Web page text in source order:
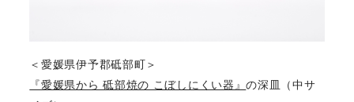
＜愛媛県伊予郡砥部町＞
『愛媛県から 砥部焼の こぼしにくい器』の深皿（中サ